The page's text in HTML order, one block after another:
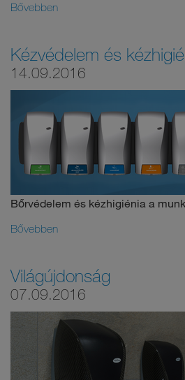
Bővebben
Kézvédelem és
14.09.2016
Bőrvédelem és kézhigiénia a
Bővebben
Világújdonság
07.09.2016